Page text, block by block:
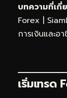
บทความที่เกี่
Forex |
การเงินและอ
เริ่มเทรด